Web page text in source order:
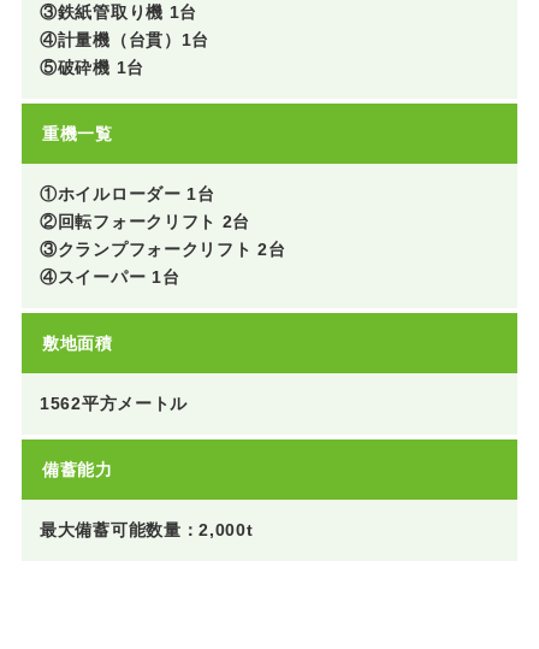
③鉄紙管取り機 1台
④計量機（台貫）1台
⑤破砕機 1台
重機一覧
①ホイルローダー 1台
②回転フォークリフト 2台
③クランプフォークリフト 2台
④スイーパー 1台
敷地面積
1562平方メートル
備蓄能力
最大備蓄可能数量：2,000t